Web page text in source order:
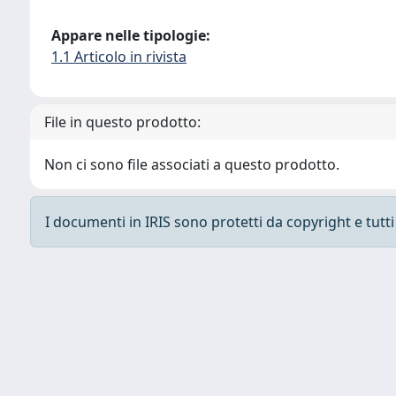
Appare nelle tipologie:
1.1 Articolo in rivista
File in questo prodotto:
Non ci sono file associati a questo prodotto.
I documenti in IRIS sono protetti da copyright e